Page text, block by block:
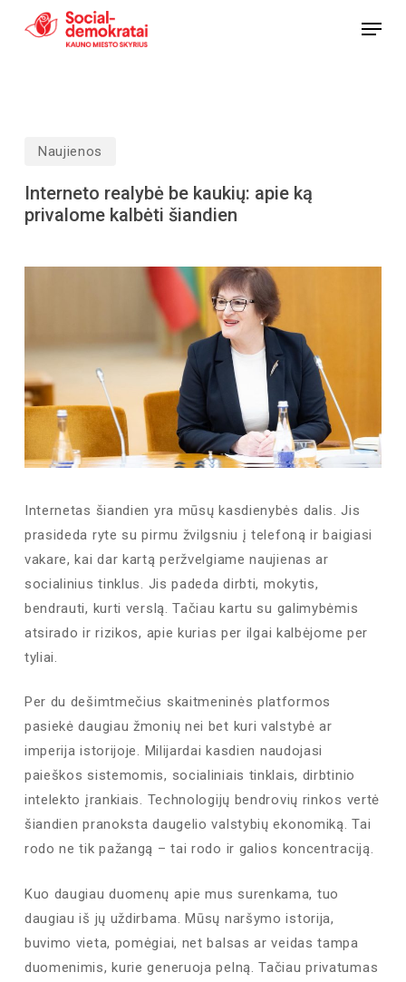
Menu
Naujienos
Interneto realybė be kaukių: apie ką
privalome kalbėti šiandien
Internetas šiandien yra mūsų kasdienybės dalis. Jis
prasideda ryte su pirmu žvilgsniu į telefoną ir baigiasi
vakare, kai dar kartą peržvelgiame naujienas ar
socialinius tinklus. Jis padeda dirbti, mokytis,
bendrauti, kurti verslą. Tačiau kartu su galimybėmis
atsirado ir rizikos, apie kurias per ilgai kalbėjome per
tyliai.
Per du dešimtmečius skaitmeninės platformos
pasiekė daugiau žmonių nei bet kuri valstybė ar
imperija istorijoje. Milijardai kasdien naudojasi
paieškos sistemomis, socialiniais tinklais, dirbtinio
intelekto įrankiais. Technologijų bendrovių rinkos vertė
šiandien pranoksta daugelio valstybių ekonomiką. Tai
rodo ne tik pažangą – tai rodo ir galios koncentraciją.
Kuo daugiau duomenų apie mus surenkama, tuo
daugiau iš jų uždirbama. Mūsų naršymo istorija,
buvimo vieta, pomėgiai, net balsas ar veidas tampa
duomenimis, kurie generuoja pelną. Tačiau privatumas